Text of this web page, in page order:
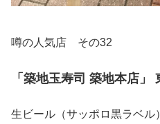
噂の人気店 その32
「築地玉寿司 築地本店」
生ビール（サッポロ黒ラベル